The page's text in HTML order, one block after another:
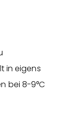
in eigens
bei 8-9°C